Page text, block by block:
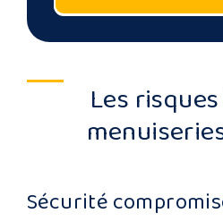
Les
Sécurité